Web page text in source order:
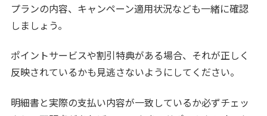
プランの内容、キャンペーン適用状況なども一緒に確認
しましょう。
ポイントサービスや割引特典がある場合、それが正しく
反映されているかも見逃さないようにしてください。
明細書と実際の支払い内容が一致しているか必ずチェッ